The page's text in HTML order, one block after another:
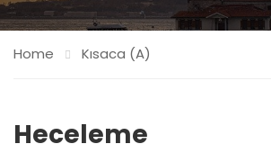
Home Kısaca (A)
Heceleme